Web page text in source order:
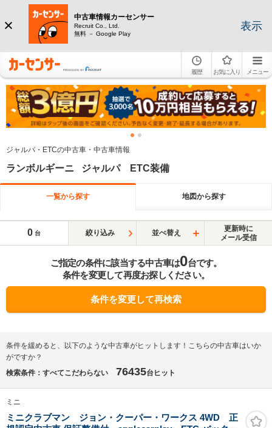
中古車情報カーセンサー
Recruit Co., Ltd.
無料 － Google Play
表示
履歴 お気に入り メニュー
ジャルパ・ETCの中古車・中古車情報
ランボルギーニ ジャルパ ETC装備
一覧から探す 地図から探す
0 台 絞り込み 並べ替え
更新時に
メール受信
ご指定の条件に該当する中古車は0台です。
条件を変更して再度お探しください。
条件を変更して再検索
条件を緩めると、以下のような中古車がヒットします！こちらの中古車はいか
がですか？
検索条件：すべてこだわらない
76435台ヒット
ミニ
ミニクラブマン ジョン・クーパー・ワークス 4WD 正